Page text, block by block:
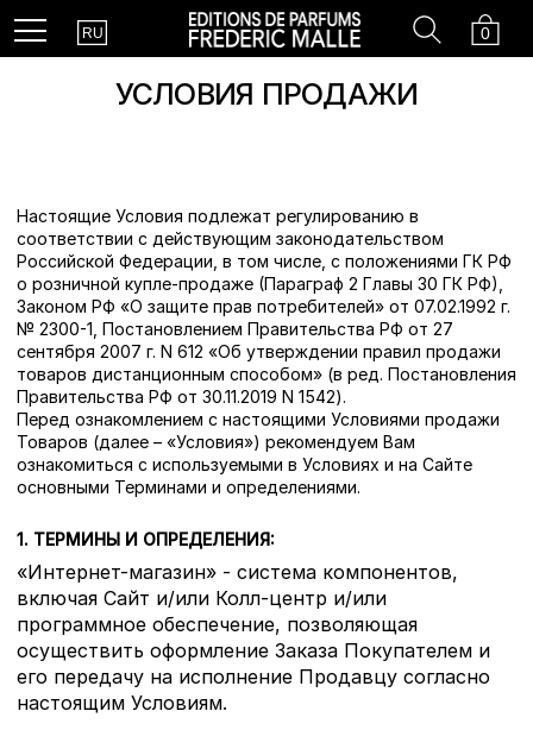
Menu Country
RU Cart
0
Search
УСЛОВИЯ ПРОДАЖИ
Настоящие Условия подлежат регулированию в
соответствии с действующим законодательством
Российской Федерации, в том числе, с положениями ГК РФ
о розничной купле-продаже (Параграф 2 Главы 30 ГК РФ),
Законом РФ «О защите прав потребителей» от 07.02.1992 г.
№ 2300-1, Постановлением Правительства РФ от 27
сентября 2007 г. N 612 «Об утверждении правил продажи
товаров дистанционным способом» (в ред. Постановления
Правительства РФ от 30.11.2019 N 1542).
Перед ознакомлением с настоящими Условиями продажи
Товаров (далее – «Условия») рекомендуем Вам
ознакомиться с используемыми в Условиях и на Сайте
основными Терминами и определениями.
1. ТЕРМИНЫ И ОПРЕДЕЛЕНИЯ:
«Интернет-магазин» - система компонентов,
включая Сайт и/или Колл-центр и/или
программное обеспечение, позволяющая
осуществить оформление Заказа Покупателем и
его передачу на исполнение Продавцу согласно
настоящим Условиям.